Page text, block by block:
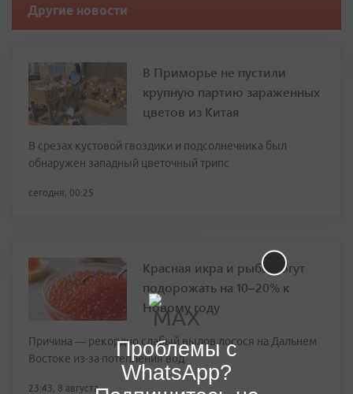
Другие новости
В Приморье не пустили
крупную партию зараженных
цветов из Китая
В срезах кустовой гвоздики и подсолнечника был
обнаружен западный цветочный трипс
сегодня, 00:25
Красная икра и рыба могут
подорожать на 10–20% к
Новому году
Причина — рекордно слабый вылов лосося на Дальнем
Востоке из-за потепления вод
23:43, 8 августа
Проблемы с
WhatsApp?